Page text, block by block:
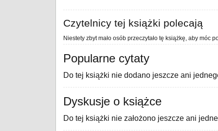
Czytelnicy tej książki polecają
Niestety zbyt mało osób przeczytało tę książkę, aby móc
Popularne cytaty
Do tej książki nie dodano jeszcze ani
Dyskusje o książce
Do tej książki nie założono jeszcze ani